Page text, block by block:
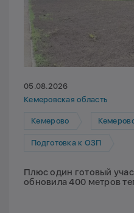
05.08.2026
Кемеровская область
Кемерово Кемеровская
Подготовка к ОЗП
Плюс один готовый
обновила 400 метров